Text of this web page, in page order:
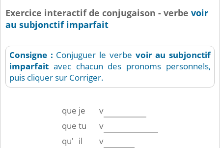
Exercice interactif de conjugaison - verbe voir
au subjonctif imparfait
Consigne : Conjuguer le verbe voir au subjonctif
imparfait avec chacun des pronoms personnels,
puis cliquer sur Corriger.
que je
v
que tu
v
qu' il
v